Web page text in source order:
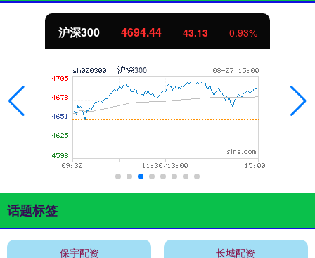
北证50 1134.24 11.37 1.01%
话题标签
保宇配资 长城配资